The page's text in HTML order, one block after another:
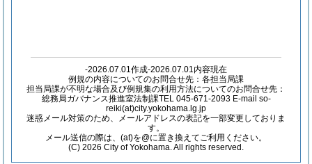
-2026.07.01作成-2026.07.01内容現在
例規の内容についてのお問合せ先：各担当局課
担当局課が不明な場合及び例規集の利用方法についてのお問合せ先：
総務局ガバナンス推進室法制課TEL 045-671-2093 E-mail so-
reiki(at)city.yokohama.lg.jp
迷惑メール対策のため、メールアドレスの表記を一部変更しておりま
す。
メール送信の際は、(at)を@に置き換えてご利用ください。
(C) 2026 City of Yokohama. All rights reserved.